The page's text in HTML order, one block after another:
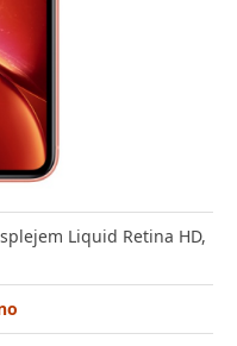
Liquid Retina HD,